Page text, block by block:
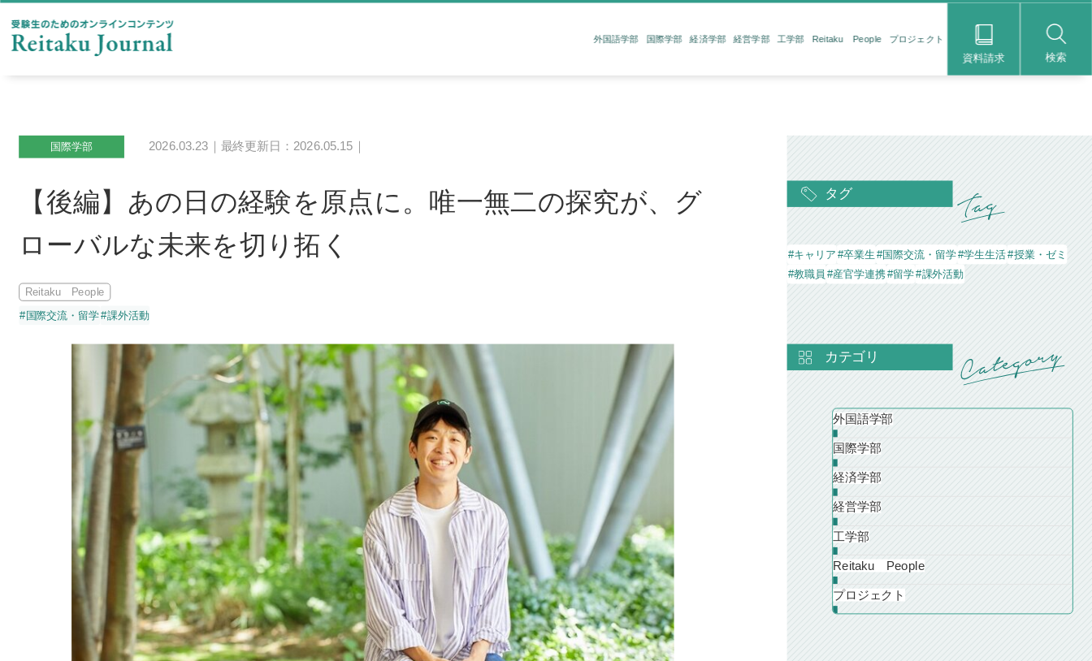
外国語学部 国際学部 経済学部 経営学部 工学部 Reitaku People プロジェクト
資料請求 検索
国際学部 2026.03.23｜最終更新日：2026.05.15｜
【後編】あの日の経験を原点に。唯一無二の探究が、グ
ローバルな未来を切り拓く
Reitaku People
#国際交流・留学#課外活動
タグ
#キャリア #卒業生 #国際交流・留学#学生生活#授業・ゼミ
#教職員 #産官学連携#留学#課外活動
カテゴリ
外国語学部
国際学部
経済学部
経営学部
工学部
Reitaku People
プロジェクト